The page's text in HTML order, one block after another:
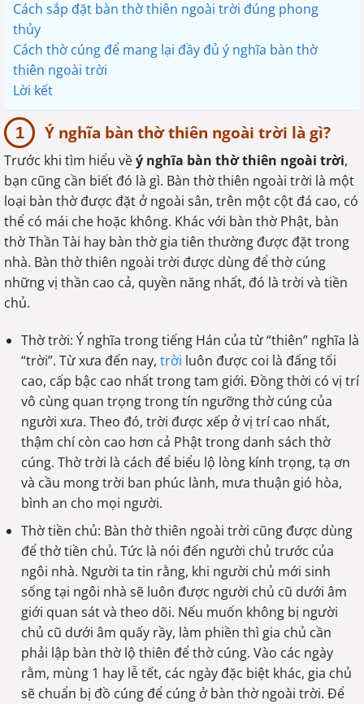
Cách sắp đặt bàn thờ thiên ngoài trời đúng phong
thủy
Cách thờ cúng để mang lại đầy đủ ý nghĩa bàn thờ
thiên ngoài trời
Lời kết
Ý nghĩa bàn thờ thiên ngoài trời là gì?
Trước khi tìm hiểu vềý nghĩa bàn thờ thiên ngoài trời,
bạn cũng cần biết đó là gì. Bàn thờ thiên ngoài trời là một
loại bàn thờ được đặt ở ngoài sân, trên một cột đá cao, có
thể có mái che hoặc không. Khác với bàn thờ Phật, bàn
thờ Thần Tài hay bàn thờ gia tiên thường được đặt trong
nhà. Bàn thờ thiên ngoài trời được dùng để thờ cúng
những vị thần cao cả, quyền năng nhất, đó là trời và tiền
chủ.
Thờ trời: Ý nghĩa trong tiếng Hán của từ “thiên” nghĩa là
“trời”. Từ xưa đến nay, trời luôn được coi là đấng tối
cao, cấp bậc cao nhất trong tam giới. Đồng thời có vị trí
vô cùng quan trọng trong tín ngưỡng thờ cúng của
người xưa. Theo đó, trời được xếp ở vị trí cao nhất,
thậm chí còn cao hơn cả Phật trong danh sách thờ
cúng. Thờ trời là cách để biểu lộ lòng kính trọng, tạ ơn
và cầu mong trời ban phúc lành, mưa thuận gió hòa,
bình an cho mọi người.
Thờ tiền chủ: Bàn thờ thiên ngoài trời cũng được dùng
để thờ tiền chủ. Tức là nói đến người chủ trước của
ngôi nhà. Người ta tin rằng, khi người chủ mới sinh
sống tại ngôi nhà sẽ luôn được người chủ cũ dưới âm
giới quan sát và theo dõi. Nếu muốn không bị người
chủ cũ dưới âm quấy rầy, làm phiền thì gia chủ cần
phải lập bàn thờ lộ thiên để thờ cúng. Vào các ngày
rằm, mùng 1 hay lễ tết, các ngày đặc biệt khác, gia chủ
sẽ chuẩn bị đồ cúng để cúng ở bàn thờ ngoài trời. Để